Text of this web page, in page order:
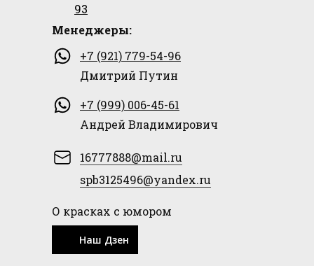
93
+7 (921) 779-54-96
Дмитрий Путин
Менеджеры:
spb3125496@yandex.ru
16777888@mail.ru
+7 (999) 006-45-61
Андрей Владимирович
О красках с юмором
Наш Дзен